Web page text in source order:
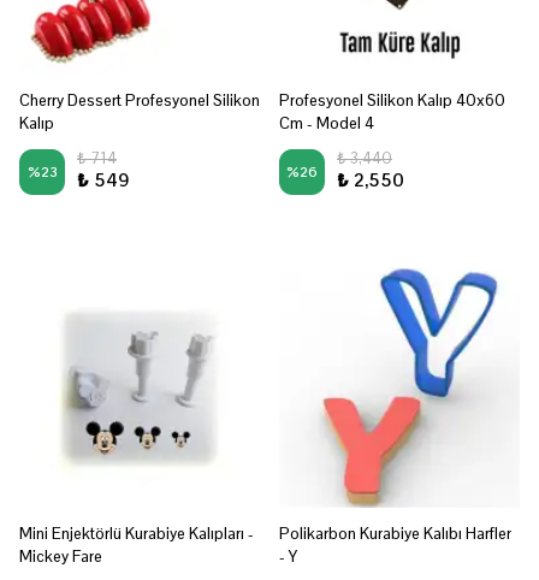
Cherry Dessert Profesyonel Silikon
Kalıp
%23
₺ 714
₺ 549
Profesyonel Silikon Kalıp 40x60
Cm - Model 4
%26
₺ 3,440
₺ 2,550
Mini Enjektörlü Kurabiye Kalıpları -
Mickey Fare
Polikarbon Kurabiye Kalıbı Harfler
- Y